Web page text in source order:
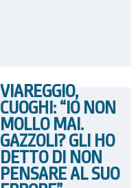
VIAREGGIO,
CUOGHI: “IO NON
MOLLO MAI.
GAZZOLI? GLI HO
DETTO DI NON
PENSARE AL SUO